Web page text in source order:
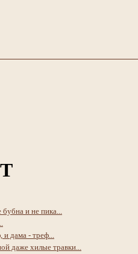
и не пика...
и дама - треф...
даже хилые травки...